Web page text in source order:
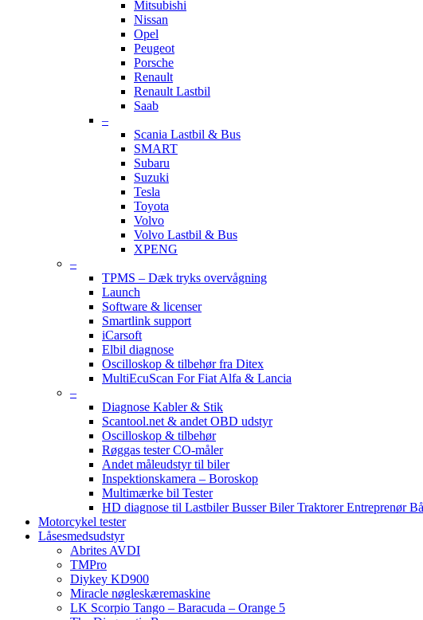
Mitsubishi
Nissan
Opel
Peugeot
Porsche
Renault
Renault Lastbil
Saab
–
Scania Lastbil & Bus
SMART
Subaru
Suzuki
Tesla
Toyota
Volvo
Volvo Lastbil & Bus
XPENG
–
TPMS – Dæk tryks overvågning
Launch
Software & licenser
Smartlink support
iCarsoft
Elbil diagnose
Oscilloskop & tilbehør fra Ditex
MultiEcuScan For Fiat Alfa & Lancia
–
Diagnose Kabler & Stik
Scantool.net & andet OBD udstyr
Oscilloskop & tilbehør
Røggas tester CO-måler
Andet måleudstyr til biler
Inspektionskamera – Boroskop
Multimærke bil Tester
HD diagnose til Lastbiler Busser Biler Traktorer Entreprenør
Motorcykel tester
Låsesmedsudstyr
Abrites AVDI
TMPro
Diykey KD900
Miracle nøgleskæremaskine
LK Scorpio Tango – Baracuda – Orange 5